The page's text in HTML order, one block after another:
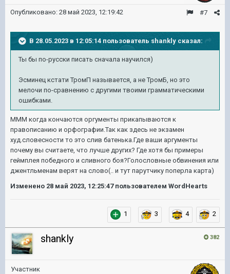
#7
Опубликовано: 28 май 2023, 12:19:42
В 28.05.2023 в 12:05:14 пользователь shankly сказал:
Ты бы по-русски писать сначала научился)
Эсминец кстати ТромП называется, а не ТромБ, но это
мелочи по-сравнению с другими твоими грамматическими
ошибками.
МММ когда кончаются оргументы прикапываются к
правописанию и орфографии.Так как здесь не экзамен
худ.словесности то это слив батенька.Где ваши аргументы
почему вы считаете, что лучше других? Где хотя бы примеры
геймплея победного и сливного боя?Голословные обвинения или
джентльменам верят на слово(.. и тут парутчику поперла карта)
Изменено 28 май 2023, 12:25:47пользователем WordHearts
1 3 4 2
382
shankly
Участник